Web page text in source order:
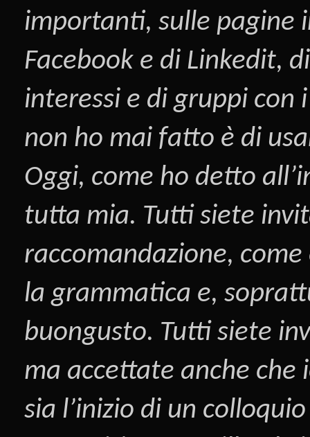
importanti, sulle pagine
Facebook e di Linkedit,
interessi e di gruppi con
non ho mai fatto è di
Oggi, come ho detto
tutta mia. Tutti siete
raccomandazione,
la grammatica e,
buongusto. Tutti siete
ma accettate anche che
sia l’inizio di un